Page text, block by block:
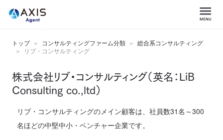
トップ コンサルティングファーム分類
総合系コンサルティング
リブ・コンサルティング
株式会社リブ・コンサルティング（英名：LiB
Consulting co.,ltd）
リブ・コンサルティングのメイン顧客は、社員数31名～300
名ほどの中堅中小・ベンチャー企業です。